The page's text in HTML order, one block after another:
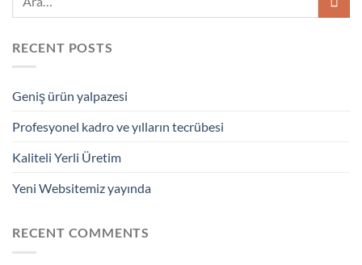
RECENT POSTS
Geniş ürün yalpazesi
Profesyonel kadro ve yılların tecrübesi
Kaliteli Yerli Üretim
Yeni Websitemiz yayında
RECENT COMMENTS